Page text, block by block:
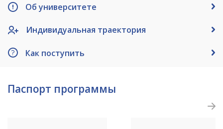
Об университете
Индивидуальная траектория
Как поступить
Паспорт программы